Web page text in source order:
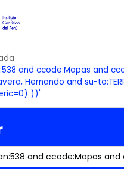
and ccode:Mapas and
Hernando and su-
))'
en el catálogo